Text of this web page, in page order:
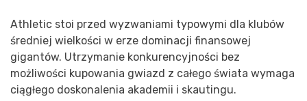
Athletic stoi przed wyzwaniami typowymi dla klubów
średniej wielkości w erze dominacji finansowej
gigantów. Utrzymanie konkurencyjności bez
możliwości kupowania gwiazd z całego świata wymaga
ciągłego doskonalenia akademii i skautingu.